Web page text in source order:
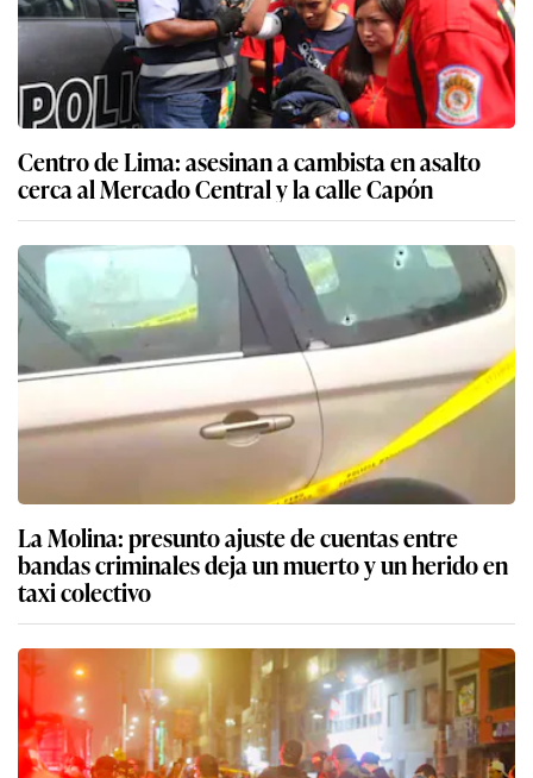
Centro de Lima: asesinan a cambista en asalto
cerca al Mercado Central y la calle Capón
La Molina: presunto ajuste de cuentas entre
bandas criminales deja un muerto y un herido en
taxi colectivo